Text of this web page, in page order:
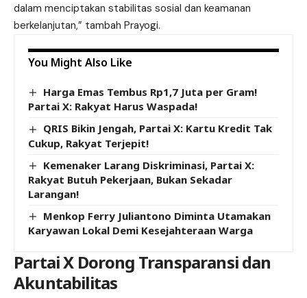
dalam menciptakan stabilitas sosial dan keamanan
berkelanjutan,” tambah Prayogi.
You Might Also Like
Harga Emas Tembus Rp1,7 Juta per Gram!
Partai X: Rakyat Harus Waspada!
QRIS Bikin Jengah, Partai X: Kartu Kredit Tak
Cukup, Rakyat Terjepit!
Kemenaker Larang Diskriminasi, Partai X:
Rakyat Butuh Pekerjaan, Bukan Sekadar
Larangan!
Menkop Ferry Juliantono Diminta Utamakan
Karyawan Lokal Demi Kesejahteraan Warga
Partai X Dorong Transparansi dan
Akuntabilitas